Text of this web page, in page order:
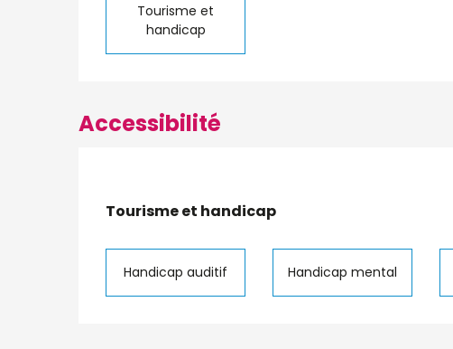
Tourisme et
handicap
Accessibilité
Tourisme et handicap
Tourisme et handicap
Handicap auditif Handicap mental